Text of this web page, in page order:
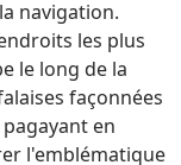
navigation.
les plus
le long de la
façonnées
en
l'emblématique